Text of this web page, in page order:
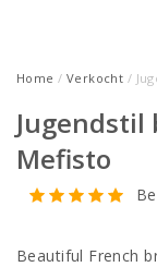
Home / Verkocht /
Mefisto
Beautiful French